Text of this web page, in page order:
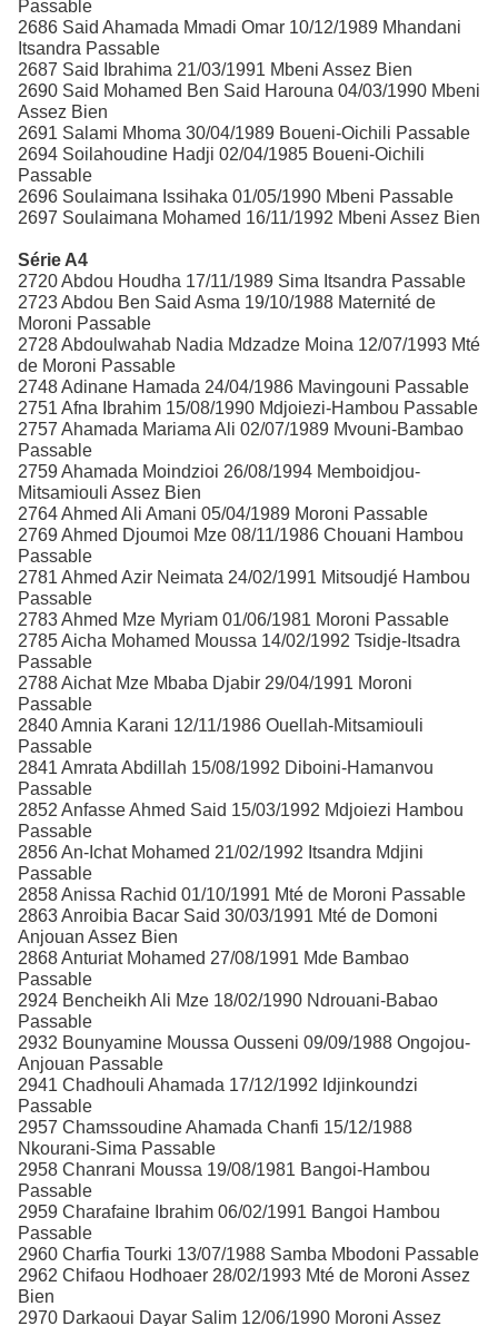
Passable
2686 Said Ahamada Mmadi Omar 10/12/1989 Mhandani
Itsandra Passable
2687 Said Ibrahima 21/03/1991 Mbeni Assez Bien
2690 Said Mohamed Ben Said Harouna 04/03/1990 Mbeni
Assez Bien
2691 Salami Mhoma 30/04/1989 Boueni-Oichili Passable
2694 Soilahoudine Hadji 02/04/1985 Boueni-Oichili
Passable
2696 Soulaimana Issihaka 01/05/1990 Mbeni Passable
2697 Soulaimana Mohamed 16/11/1992 Mbeni Assez Bien
Série A4
2720 Abdou Houdha 17/11/1989 Sima Itsandra Passable
2723 Abdou Ben Said Asma 19/10/1988 Maternité de
Moroni Passable
2728 Abdoulwahab Nadia Mdzadze Moina 12/07/1993 Mté
de Moroni Passable
2748 Adinane Hamada 24/04/1986 Mavingouni Passable
2751 Afna Ibrahim 15/08/1990 Mdjoiezi-Hambou Passable
2757 Ahamada Mariama Ali 02/07/1989 Mvouni-Bambao
Passable
2759 Ahamada Moindzioi 26/08/1994 Memboidjou-
Mitsamiouli Assez Bien
2764 Ahmed Ali Amani 05/04/1989 Moroni Passable
2769 Ahmed Djoumoi Mze 08/11/1986 Chouani Hambou
Passable
2781 Ahmed Azir Neimata 24/02/1991 Mitsoudjé Hambou
Passable
2783 Ahmed Mze Myriam 01/06/1981 Moroni Passable
2785 Aicha Mohamed Moussa 14/02/1992 Tsidje-Itsadra
Passable
2788 Aichat Mze Mbaba Djabir 29/04/1991 Moroni
Passable
2840 Amnia Karani 12/11/1986 Ouellah-Mitsamiouli
Passable
2841 Amrata Abdillah 15/08/1992 Diboini-Hamanvou
Passable
2852 Anfasse Ahmed Said 15/03/1992 Mdjoiezi Hambou
Passable
2856 An-Ichat Mohamed 21/02/1992 Itsandra Mdjini
Passable
2858 Anissa Rachid 01/10/1991 Mté de Moroni Passable
2863 Anroibia Bacar Said 30/03/1991 Mté de Domoni
Anjouan Assez Bien
2868 Anturiat Mohamed 27/08/1991 Mde Bambao
Passable
2924 Bencheikh Ali Mze 18/02/1990 Ndrouani-Babao
Passable
2932 Bounyamine Moussa Ousseni 09/09/1988 Ongojou-
Anjouan Passable
2941 Chadhouli Ahamada 17/12/1992 Idjinkoundzi
Passable
2957 Chamssoudine Ahamada Chanfi 15/12/1988
Nkourani-Sima Passable
2958 Chanrani Moussa 19/08/1981 Bangoi-Hambou
Passable
2959 Charafaine Ibrahim 06/02/1991 Bangoi Hambou
Passable
2960 Charfia Tourki 13/07/1988 Samba Mbodoni Passable
2962 Chifaou Hodhoaer 28/02/1993 Mté de Moroni Assez
Bien
2970 Darkaoui Dayar Salim 12/06/1990 Moroni Assez